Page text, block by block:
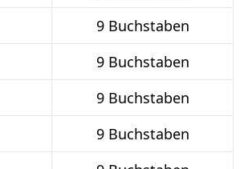
9 Buchstaben
9 Buchstaben
9 Buchstaben
9 Buchstaben